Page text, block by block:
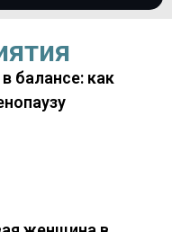
балансе: как